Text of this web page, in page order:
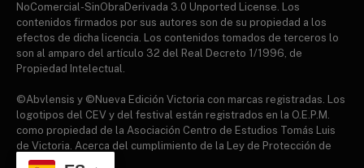
NoComercial-SinObraDerivada 3.0 Unported License. Los
contenidos firmados por sus autores son de su propiedad a los
efectos de dicha licencia. Los contenidos tomados de terceros lo
son al amparo del artículo 32 del Real Decreto 1/1996, de
Propiedad Intelectual.
©Abvlensis y ©Nueva Edición Victoria con marcas registradas. Los
logotipos del CEV y del festival están registrados en la O.E.P.M.
como propiedad de la Asociación Centro de Estudios Tomás Luis
de Victoria. Acerca del cumplimiento de la Ley de Protección de
datos.